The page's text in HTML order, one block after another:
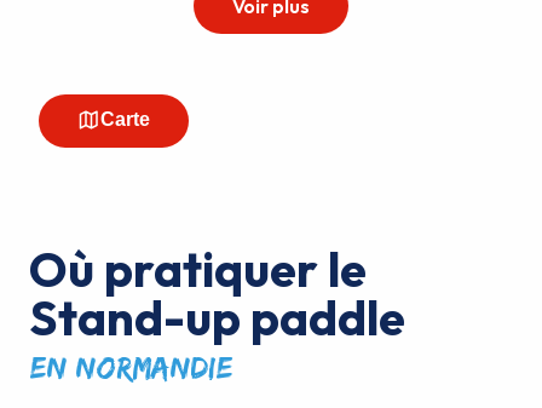
Où pratiquer le
Stand-up paddle
en Normandie